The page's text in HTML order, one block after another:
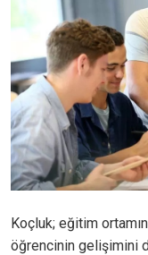
Koçluk; eğitim
öğrencinin gelişimini